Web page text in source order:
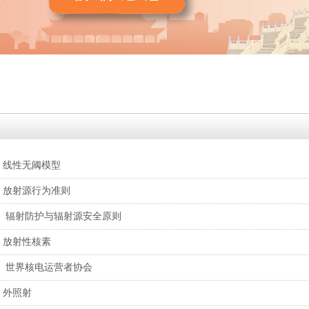
性无阈模型
射源行为准则
辐射防护与辐射源安全原则
放射性核素
世界核电运营者协会
外照射